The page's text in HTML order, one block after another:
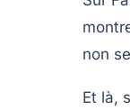
non
Et là,